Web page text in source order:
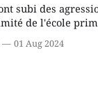
subi des
de l'école
écrasée sous un
01 Aug 2024